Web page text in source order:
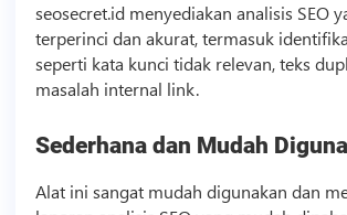
seosecret.id menyediakan analisis SEO
terperinci dan akurat, termasuk
seperti kata kunci tidak relevan, teks
masalah internal link.
Sederhana dan Mudah
Alat ini sangat mudah digunakan dan